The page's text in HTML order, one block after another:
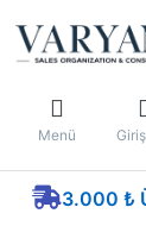
Menü
3.000 ₺